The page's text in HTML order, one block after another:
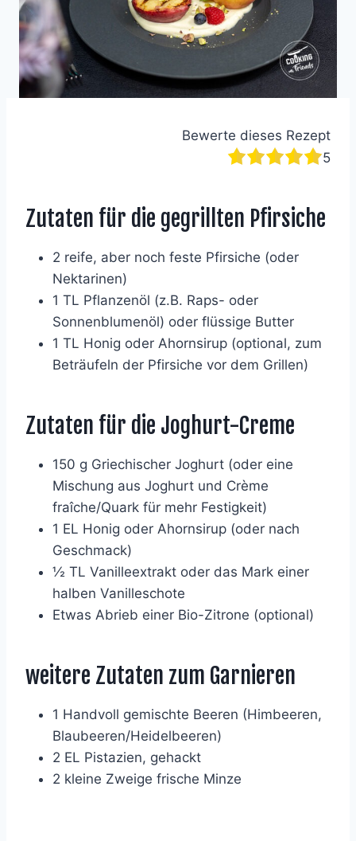
Bewerte dieses Rezept
5
Zutaten für die gegrillten Pfirsiche
2 reife, aber noch feste Pfirsiche (oder
Nektarinen)
1 TL Pflanzenöl (z.B. Raps- oder
Sonnenblumenöl) oder flüssige Butter
1 TL Honig oder Ahornsirup (optional, zum
Beträufeln der Pfirsiche vor dem Grillen)
Zutaten für die Joghurt-Creme
150 g Griechischer Joghurt (oder eine
Mischung aus Joghurt und Crème
fraîche/Quark für mehr Festigkeit)
1 EL Honig oder Ahornsirup (oder nach
Geschmack)
½ TL Vanilleextrakt oder das Mark einer
halben Vanilleschote
Etwas Abrieb einer Bio-Zitrone (optional)
weitere Zutaten zum Garnieren
1 Handvoll gemischte Beeren (Himbeeren,
Blaubeeren/Heidelbeeren)
2 EL Pistazien, gehackt
2 kleine Zweige frische Minze